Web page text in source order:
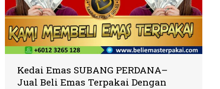
Kedai Emas SUBANG PERDANA–
Jual Beli Emas Terpakai Dengan